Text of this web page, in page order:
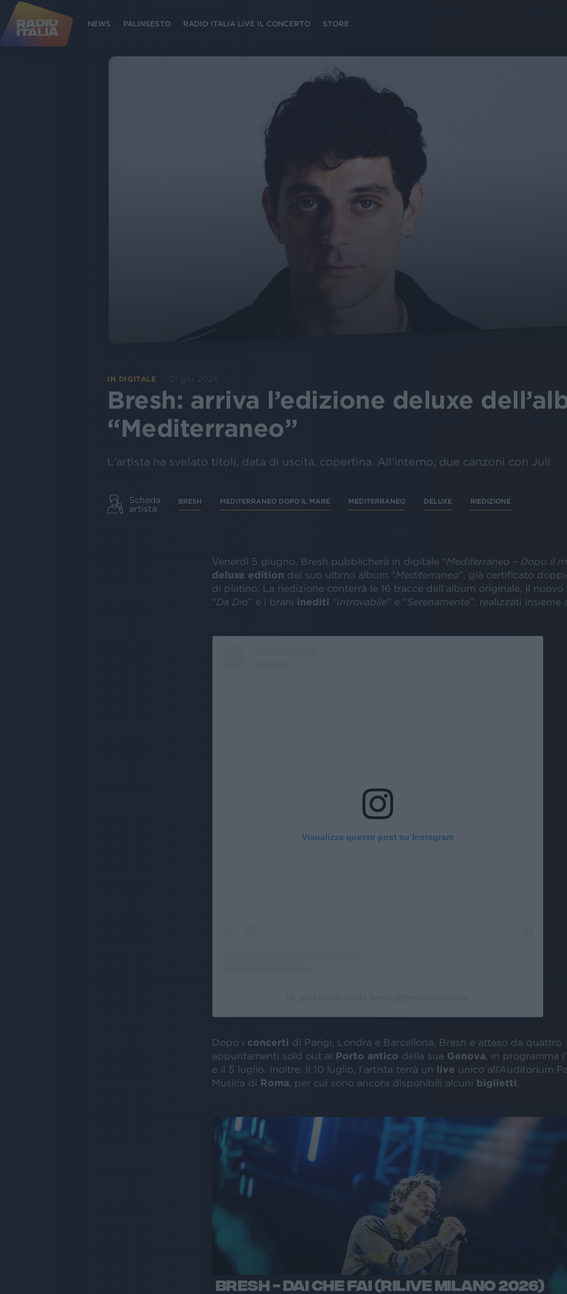
NEWS PALINSESTO RADIO ITALIA LIVE IL CONCERTO STORE
IN DIGITALE 01 giu 2026
Bresh: arriva l’edizione deluxe
“Mediterraneo”
L'artista ha svelato titoli, data di uscita, copertina. All’interno, due canzoni con Juli
Scheda
artista
BRESH MEDITERRANEO DOPO IL MARE MEDITERRANEO DELUXE RIEDIZIONE
Venerdì 5 giugno, Bresh pubblicherà in digitale “Mediterraneo – Dopo il
deluxe edition del suo ultimo album “Mediterraneo”, già certificato
di platino. La riedizione conterrà le 16 tracce dell’album originale, il nuovo
“Da Dio” e i brani inediti “Introvabile” e “Serenamente”, realizzati insieme
Visualizza questo post su Instagram
Dopo i concerti di Parigi, Londra e Barcellona, Bresh è atteso da quattro
appuntamenti sold out al Porto antico della sua Genova , in programma
e il 5 luglio. Inoltre, il 10 luglio, l’artista terrà un live unico all’Auditorium
Musica di Roma , per cui sono ancora disponibili alcuni biglietti
BRESH - DAI CHE FAI (RILIVE MILANO 2026)